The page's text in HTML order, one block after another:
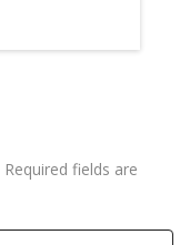
Required fields are